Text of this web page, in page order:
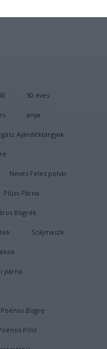
50 éves
anya
Ajándéktárgyak
Neves Feles pohár
Plüss Párna
Bögrék
Szájmaszk
párna
Bögre
Póló